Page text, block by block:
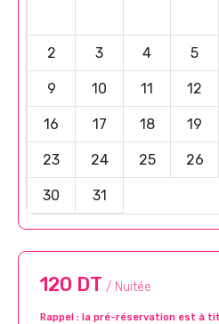
2 3 4 5
9 10 11 12
16 17 18 19
23 24 25 26
30 31
120 DT / Nuitée
Rappel : la pré-réservation est à